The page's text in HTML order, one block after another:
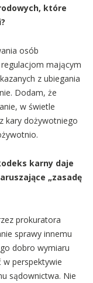
które
osób
mającym
z ubiegania
Dodam, że
w świetle
kary dożywotniego
karny daje
„zasadę
prokuratora
sprawy innemu
dobro wymiaru
perspektywie
sądownictwa. Nie